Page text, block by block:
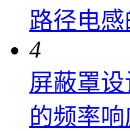
路径电
4
屏蔽罩
的频率